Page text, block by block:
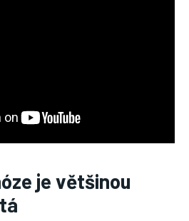
je většinou